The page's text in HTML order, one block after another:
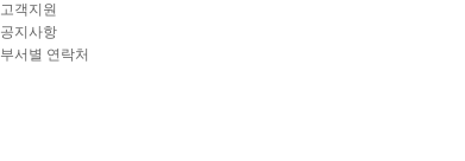
고객지원
공지사항
부서별 연락처